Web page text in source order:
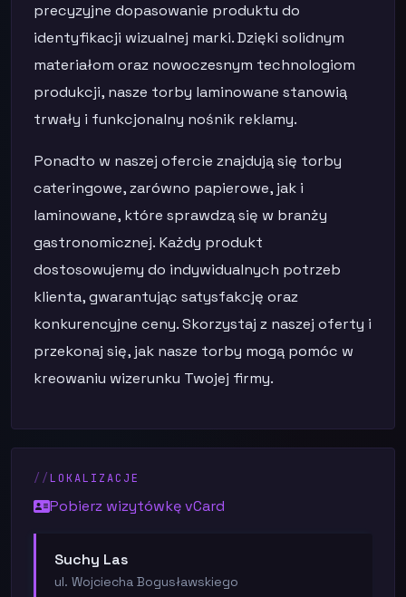
precyzyjne dopasowanie produktu do
identyfikacji wizualnej marki. Dzięki solidnym
materiałom oraz nowoczesnym technologiom
produkcji, nasze torby laminowane stanowią
trwały i funkcjonalny nośnik reklamy.
Ponadto w naszej ofercie znajdują się torby
cateringowe, zarówno papierowe, jak i
laminowane, które sprawdzą się w branży
gastronomicznej. Każdy produkt
dostosowujemy do indywidualnych potrzeb
klienta, gwarantując satysfakcję oraz
konkurencyjne ceny. Skorzystaj z naszej oferty i
przekonaj się, jak nasze torby mogą pomóc w
kreowaniu wizerunku Twojej firmy.
LOKALIZACJE
Pobierz wizytówkę vCard
Suchy Las
ul. Wojciecha Bogusławskiego